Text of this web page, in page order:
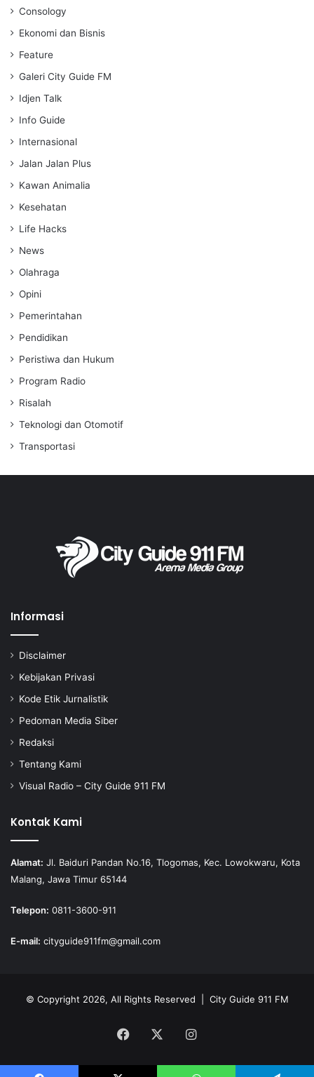
Consology
Ekonomi dan Bisnis
Feature
Galeri City Guide FM
Idjen Talk
Info Guide
Internasional
Jalan Jalan Plus
Kawan Animalia
Kesehatan
Life Hacks
News
Olahraga
Opini
Pemerintahan
Pendidikan
Peristiwa dan Hukum
Program Radio
Risalah
Teknologi dan Otomotif
Transportasi
Informasi
Disclaimer
Kebijakan Privasi
Kode Etik Jurnalistik
Pedoman Media Siber
Redaksi
Tentang Kami
Visual Radio – City Guide 911 FM
Kontak Kami
Alamat: Jl. Baiduri Pandan No.16, Tlogomas, Kec. Lowokwaru, Kota
Malang, Jawa Timur 65144
Telepon: 0811-3600-911
E-mail: cityguide911fm@gmail.com
© Copyright 2026, All Rights Reserved | City Guide 911 FM
Facebook Instagram